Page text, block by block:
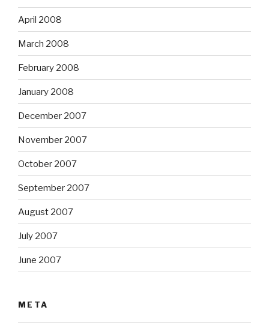
April 2008
March 2008
February 2008
January 2008
December 2007
November 2007
October 2007
September 2007
August 2007
July 2007
June 2007
META